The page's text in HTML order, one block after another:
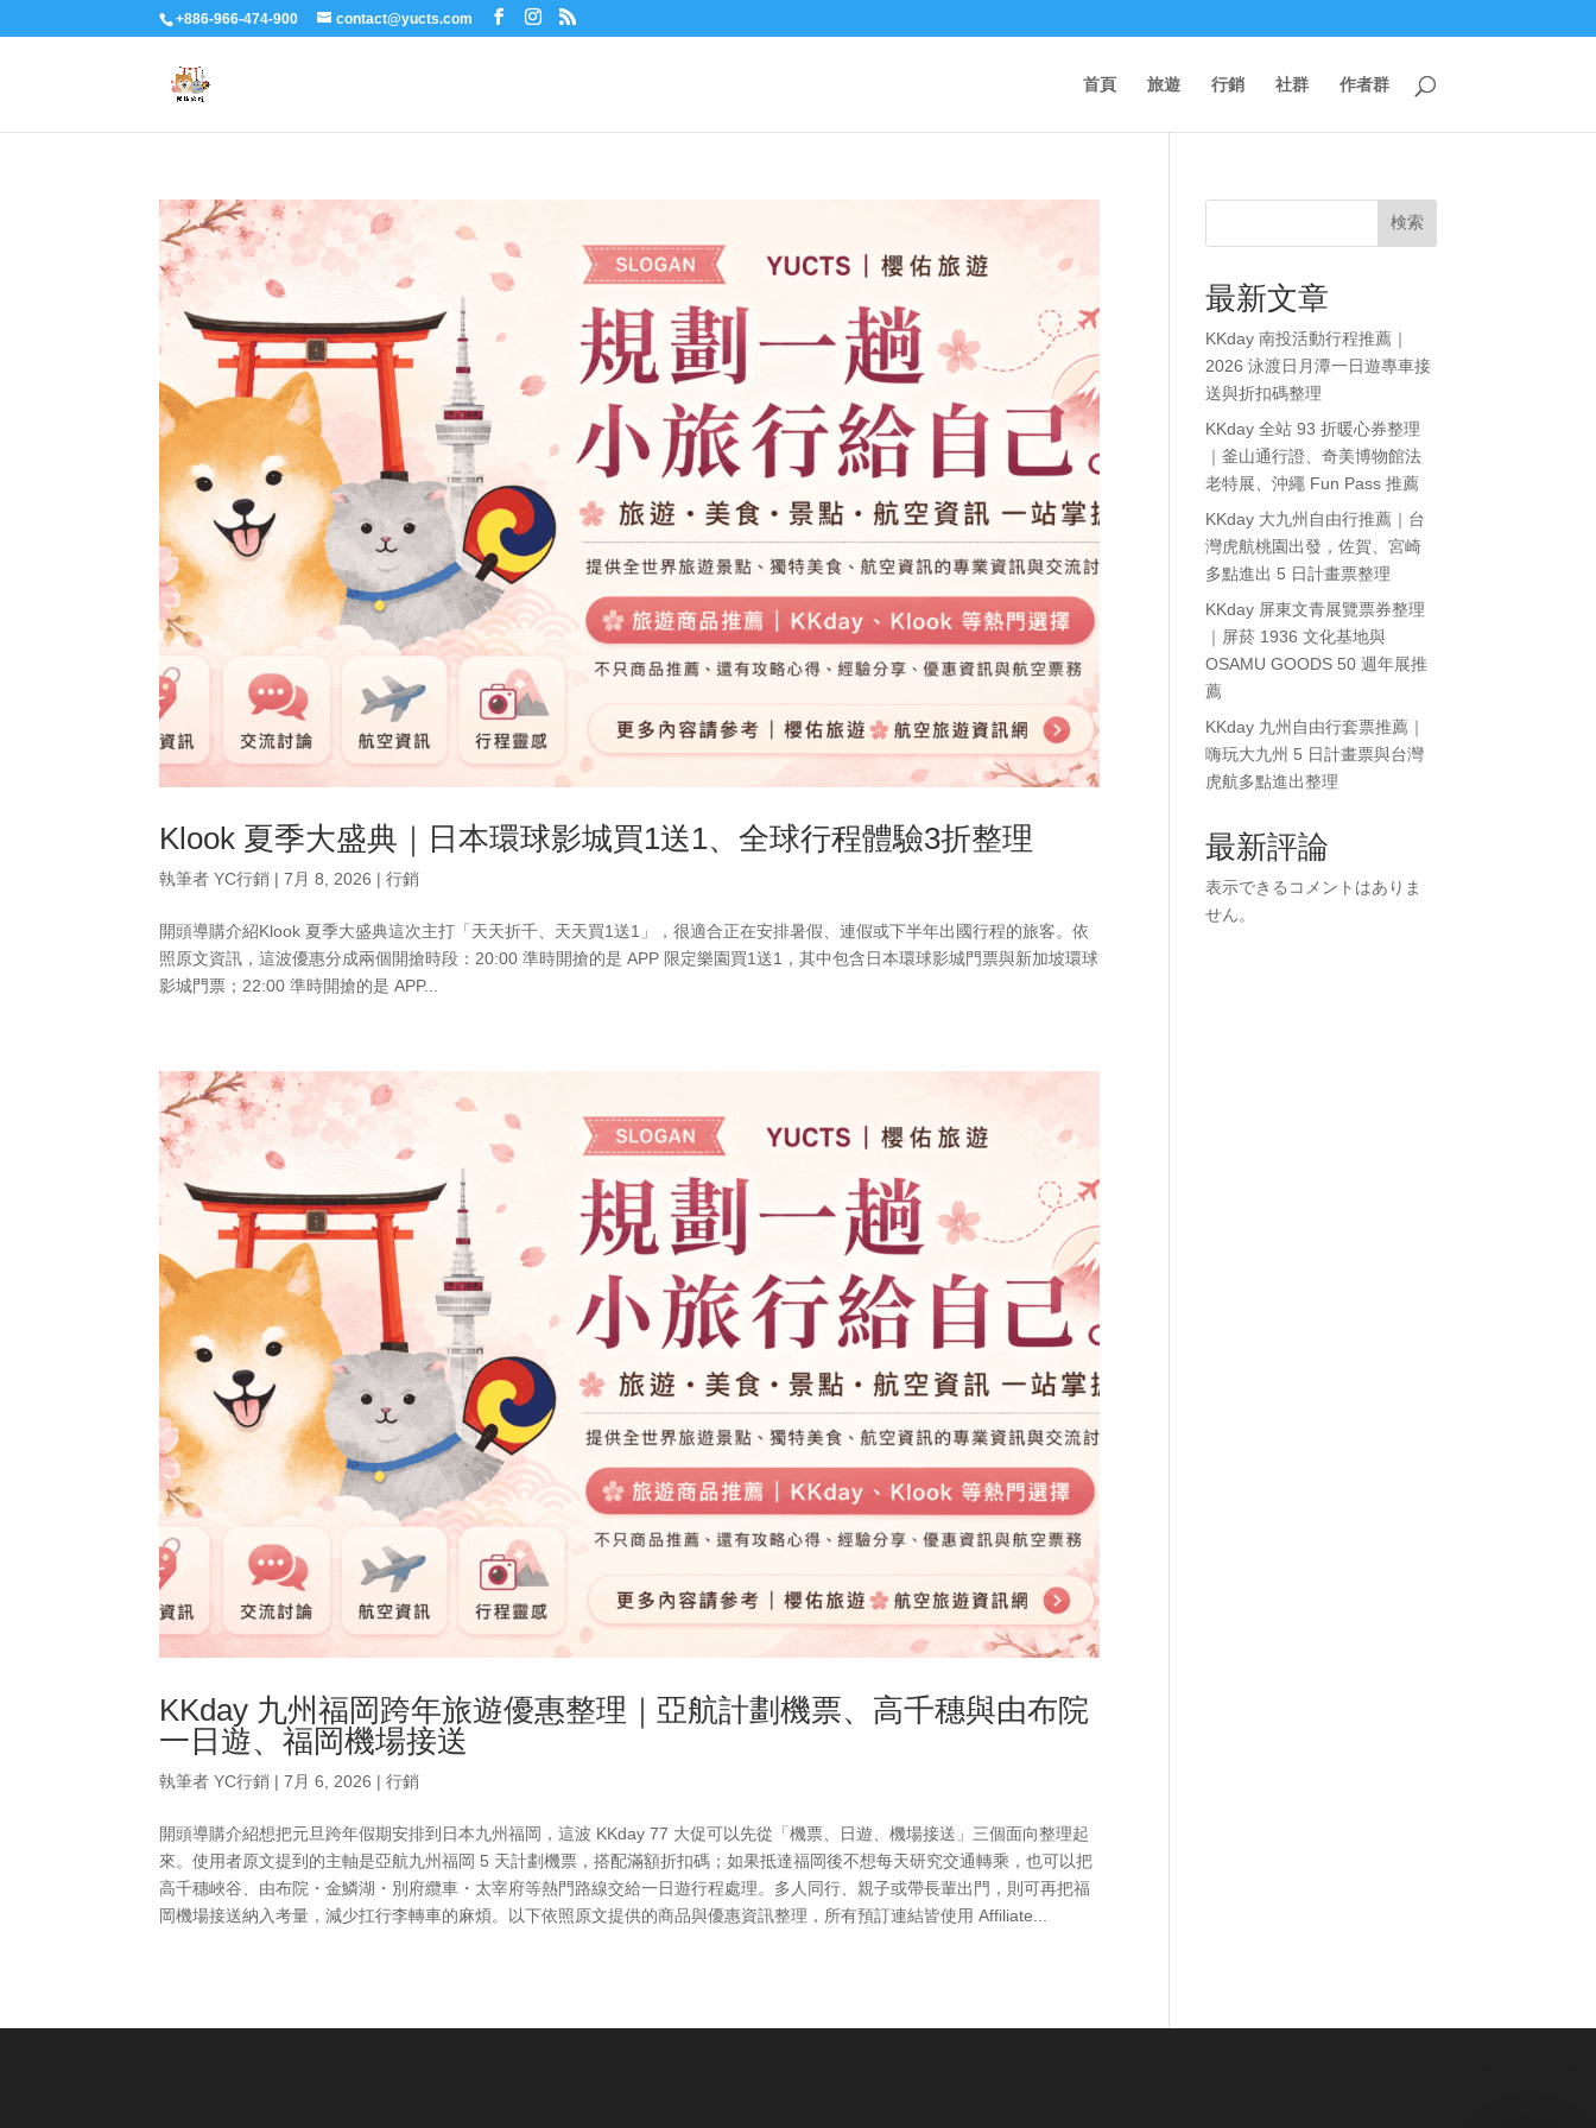
+886-966-474-900 contact@yucts.com
首頁 旅遊 行銷 社群 作者群
Klook 夏季大盛典｜日本環球影城買1送1、全球行程體驗3折整理
執筆者YC行銷 |7月 8, 2026 |行銷
開頭導購介紹Klook 夏季大盛典這次主打「天天折千、天天買1送1」，很適合正在安排暑假、連假或下半年出國行程的旅客。依
照原文資訊，這波優惠分成兩個開搶時段：20:00 準時開搶的是 APP 限定樂園買1送1，其中包含日本環球影城門票與新加坡環球
影城門票；22:00 準時開搶的是 APP...
KKday 九州福岡跨年旅遊優惠整理｜亞航計劃機票、高千穗與由布院
一日遊、福岡機場接送
執筆者YC行銷 |7月 6, 2026 |行銷
開頭導購介紹想把元旦跨年假期安排到日本九州福岡，這波 KKday 77 大促可以先從「機票、日遊、機場接送」三個面向整理起
來。使用者原文提到的主軸是亞航九州福岡 5 天計劃機票，搭配滿額折扣碼；如果抵達福岡後不想每天研究交通轉乘，也可以把
高千穗峽谷、由布院・金鱗湖・別府纜車・太宰府等熱門路線交給一日遊行程處理。多人同行、親子或帶長輩出門，則可再把福
岡機場接送納入考量，減少扛行李轉車的麻煩。以下依照原文提供的商品與優惠資訊整理，所有預訂連結皆使用 Affiliate...
検索
最新文章
KKday 南投活動行程推薦｜
2026 泳渡日月潭一日遊專車接
送與折扣碼整理
KKday 全站 93 折暖心券整理
｜釜山通行證、奇美博物館法
老特展、沖繩 Fun Pass 推薦
KKday 大九州自由行推薦｜台
灣虎航桃園出發，佐賀、宮崎
多點進出 5 日計畫票整理
KKday 屏東文青展覽票券整理
｜屏菸 1936 文化基地與
OSAMU GOODS 50 週年展推
薦
KKday 九州自由行套票推薦｜
嗨玩大九州 5 日計畫票與台灣
虎航多點進出整理
最新評論
表示できるコメントはありま
せん。